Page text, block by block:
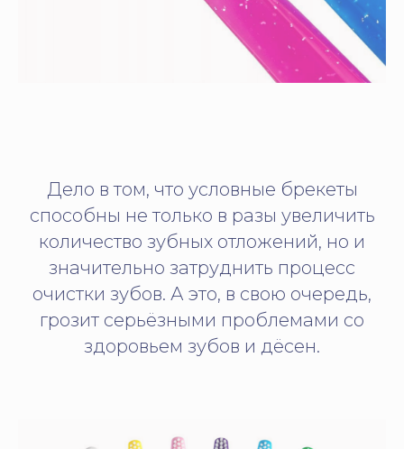
Дело в том, что условные брекеты
способны не только в разы увеличить
количество зубных отложений, но и
значительно затруднить процесс
очистки зубов. А это, в свою очередь,
грозит серьёзными проблемами со
здоровьем зубов и дёсен.